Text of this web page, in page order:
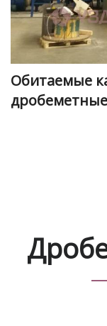
Обитаемые